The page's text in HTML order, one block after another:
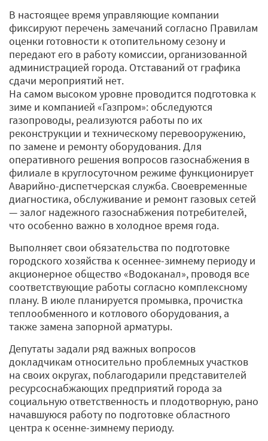
В настоящее время управляющие компании
фиксируют перечень замечаний согласно Правилам
оценки готовности к отопительному сезону и
передают его в работу комиссии, организованной
администрацией города. Отставаний от графика
сдачи мероприятий нет.
На самом высоком уровне проводится подготовка к
зиме и компанией «Газпром»: обследуются
газопроводы, реализуются работы по их
реконструкции и техническому перевооружению,
по замене и ремонту оборудования. Для
оперативного решения вопросов газоснабжения в
филиале в круглосуточном режиме функционирует
Аварийно-диспетчерская служба. Своевременные
диагностика, обслуживание и ремонт газовых сетей
— залог надежного газоснабжения потребителей,
что особенно важно в холодное время года.
Выполняет свои обязательства по подготовке
городского хозяйства к осеннее-зимнему периоду и
акционерное общество «Водоканал», проводя все
соответствующие работы согласно комплексному
плану. В июле планируется промывка, прочистка
теплообменного и котлового оборудования, а
также замена запорной арматуры.
Депутаты задали ряд важных вопросов
докладчикам относительно проблемных участков
на своих округах, поблагодарили представителей
ресурсоснабжающих предприятий города за
социальную ответственность и плодотворную, рано
начавшуюся работу по подготовке областного
центра к осенне-зимнему периоду.